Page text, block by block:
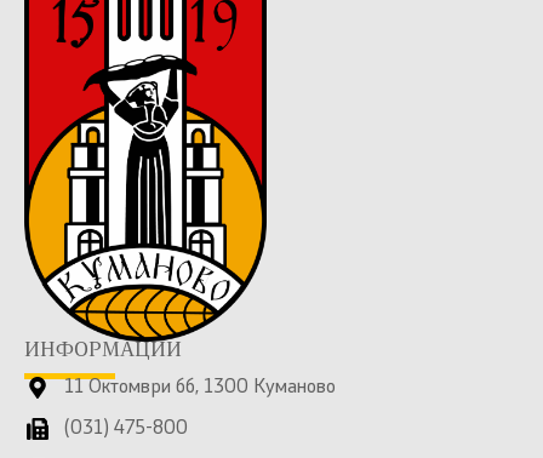
ИНФОРМАЦИИ
11 Октомври бб, 1300 Куманово
(031) 475-800